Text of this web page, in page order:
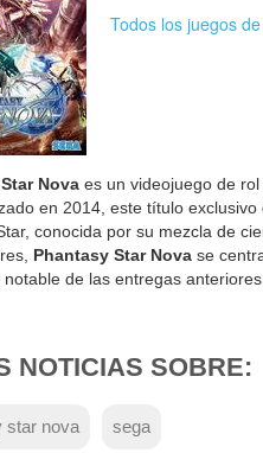
Todos los juegos
Nova es un videojuego de
en 2014, este título exclusivo
conocida por su mezcla de
Phantasy Star Nova se
notable de las entregas
NOTICIAS SOBRE:
star nova sega